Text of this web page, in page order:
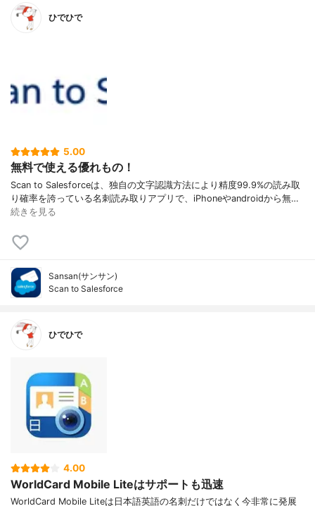
ひでひで
5.00
無料で使える優れもの！
Scan to Salesforceは、独自の文字認識方法により精度99.9%の読み取
り確率を誇っている名刺読み取りアプリで、iPhoneやandroidから無…
続きを見る
Sansan(サンサン)
Scan to Salesforce
ひでひで
4.00
WorldCard Mobile Liteはサポートも迅速
WorldCard Mobile Liteは日本語英語の名刺だけではなく今非常に発展